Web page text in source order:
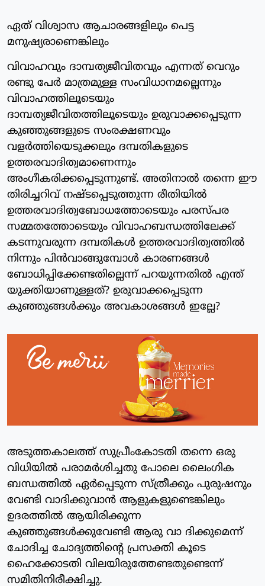
ഏത് വിശ്വാസ ആചാരങ്ങളിലും പെട്ട
മനുഷ്യരാണെങ്കിലും
വിവാഹവും ദാമ്പത്യജീവിതവും എന്നത് വെറും
രണ്ടു പേര്‍ മാത്രമുള്ള സംവിധാനമല്ലെന്നും
വിവാഹത്തിലൂടെയും
ദാമ്പത്യജീവിതത്തിലൂടെയും ഉരുവാക്കപ്പെടുന്ന
കുഞ്ഞുങ്ങളുടെ സംരക്ഷണവും
വളര്‍ത്തിയെടുക്കലും ദമ്പതികളുടെ
ഉത്തരവാദിത്വമാണെന്നും
അംഗീകരിക്കപ്പെടുന്നുണ്ട്. അതിനാല്‍ തന്നെ ഈ
തിരിച്ചറിവ് നഷ്ടപ്പെടുത്തുന്ന രീതിയില്‍
ഉത്തരവാദിത്വബോധത്തോടെയും പരസ്പര
സമ്മതത്തോടെയും വിവാഹബന്ധത്തിലേക്ക്
കടന്നുവരുന്ന ദമ്പതികള്‍ ഉത്തരവാദിത്വത്തില്‍
നിന്നും പിന്‍വാങ്ങുമ്പോള്‍ കാരണങ്ങള്‍
ബോധിപ്പിക്കേണ്ടതില്ലെന്ന് പറയുന്നതില്‍ എന്ത്
യുക്തിയാണുള്ളത്? ഉരുവാക്കപ്പെടുന്ന
കുഞ്ഞുങ്ങള്‍ക്കും അവകാശങ്ങള്‍ ഇല്ലേ?
അടുത്തകാലത്ത് സുപ്രീംകോടതി തന്നെ ഒരു
വിധിയില്‍ പരാമര്‍ശിച്ചതു പോലെ ലൈംഗിക
ബന്ധത്തില്‍ ഏര്‍പ്പെടുന്ന സ്ത്രീക്കും പുരുഷനും
വേണ്ടി വാദിക്കുവാന്‍ ആളുകളുണ്ടെങ്കിലും
ഉദരത്തില്‍ ആയിരിക്കുന്ന
കുഞ്ഞുങ്ങള്‍ക്കുവേണ്ടി ആരു വാ ദിക്കുമെന്ന്
ചോദിച്ച ചോദ്യത്തിന്റെ പ്രസക്തി കൂടെ
ഹൈക്കോടതി വിലയിരുത്തേണ്ടതുണ്ടെന്ന്
സമിതിനിരീക്ഷിച്ചു.